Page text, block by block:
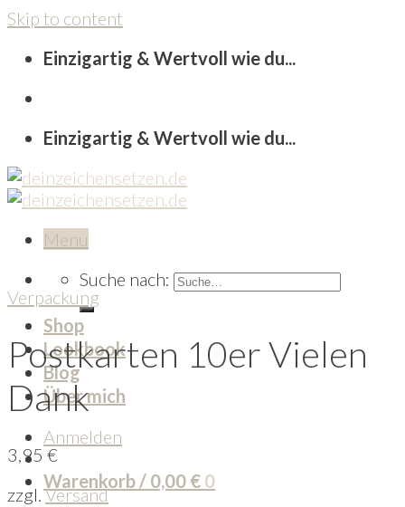
Skip to content
Einzigartig & Wertvoll wie du...
Einzigartig & Wertvoll wie du...
Menu
Suche nach:
Shop
Lookbook
Blog
Über mich
Anmelden
Warenkorb / 0,00 € 0
Verpackung
Postkarten 10er Vielen
Dank
3,95 €
zzgl.Versand